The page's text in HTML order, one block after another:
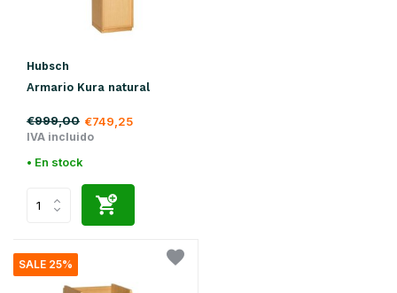
Hubsch
Armario Kura natural
€999,00 €749,25
IVA incluido
• En stock
SALE 25%